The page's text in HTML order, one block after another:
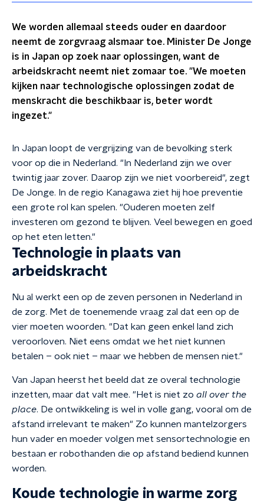
We worden allemaal steeds ouder en daardoor
neemt de zorgvraag alsmaar toe. Minister De Jonge
is in Japan op zoek naar oplossingen, want de
arbeidskracht neemt niet zomaar toe. "We moeten
kijken naar technologische oplossingen zodat de
menskracht die beschikbaar is, beter wordt
ingezet."
In Japan loopt de vergrijzing van de bevolking sterk
voor op die in Nederland. "In Nederland zijn we over
twintig jaar zover. Daarop zijn we niet voorbereid", zegt
De Jonge. In de regio Kanagawa ziet hij hoe preventie
een grote rol kan spelen. "Ouderen moeten zelf
investeren om gezond te blijven. Veel bewegen en goed
op het eten letten."
Technologie in plaats van
arbeidskracht
Nu al werkt een op de zeven personen in Nederland in
de zorg. Met de toenemende vraag zal dat een op de
vier moeten woorden. "Dat kan geen enkel land zich
veroorloven. Niet eens omdat we het niet kunnen
betalen – ook niet – maar we hebben de mensen niet."
Van Japan heerst het beeld dat ze overal technologie
inzetten, maar dat valt mee. "Het is niet zo all over the
place. De ontwikkeling is wel in volle gang, vooral om de
afstand irrelevant te maken" Zo kunnen mantelzorgers
hun vader en moeder volgen met sensortechnologie en
bestaan er robothanden die op afstand bediend kunnen
worden.
Koude technologie in warme zorg